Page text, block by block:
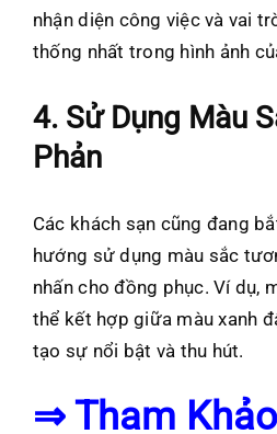
nhận diện công việc và vai
thống nhất trong hình ảnh
4. Sử Dụng Màu
Phản
Các khách sạn cũng đang
hướng sử dụng màu sắc
nhấn cho đồng phục. Ví dụ,
thể kết hợp giữa màu xanh
tạo sự nổi bật và thu hút.
⇒ Tham